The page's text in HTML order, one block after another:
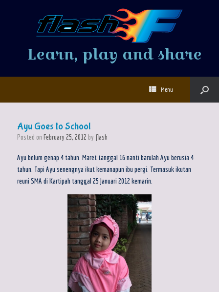
Learn, play and share
Menu
Ayu Goes to School
Posted on February 25, 2012 by flash
Ayu belum genap 4 tahun. Maret tanggal 16 nanti barulah Ayu berusia 4
tahun. Tapi Ayu senengnya ikut kemanapun ibu pergi. Termasuk ikutan
reuni SMA di Kartipah tanggal 25 Januari 2012 kemarin.